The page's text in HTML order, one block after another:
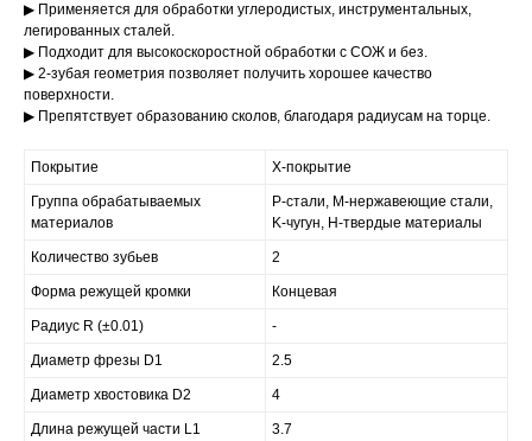
▶ Применяется для обработки углеродистых, инструментальных,
легированных сталей.
▶ Подходит для высокоскоростной обработки с СОЖ и без.
▶ 2-зубая геометрия позволяет получить хорошее качество
поверхности.
▶ Препятствует образованию сколов, благодаря радиусам на торце.
Покрытие X-покрытие
Группа обрабатываемых
материалов
P-стали, M-нержавеющие стали,
K-чугун, H-твердые материалы
Количество зубьев 2
Форма режущей кромки Концевая
Радиус R (±0.01) -
Диаметр фрезы D1 2.5
Диаметр хвостовика D2 4
Длина режущей части L1 3.7